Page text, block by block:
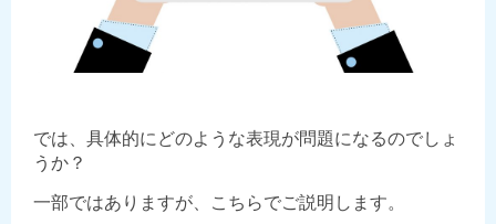
では、具体的にどのような表現が問題になるのでしょ
うか？
一部ではありますが、こちらでご説明します。